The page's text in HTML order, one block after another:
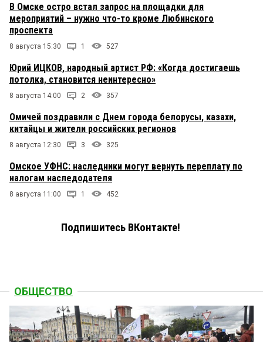
В Омске остро встал запрос на площадки для
мероприятий – нужно что-то кроме Любинского
проспекта
8 августа 15:30 1 527
Юрий ИЦКОВ, народный артист РФ: «Когда достигаешь
потолка, становится неинтересно»
8 августа 14:00 2 357
Омичей поздравили с Днем города белорусы, казахи,
китайцы и жители российских регионов
8 августа 12:30 3 325
Омское УФНС: наследники могут вернуть переплату по
налогам наследодателя
8 августа 11:00 1 452
Подпишитесь ВКонтакте!
ОБЩЕСТВО